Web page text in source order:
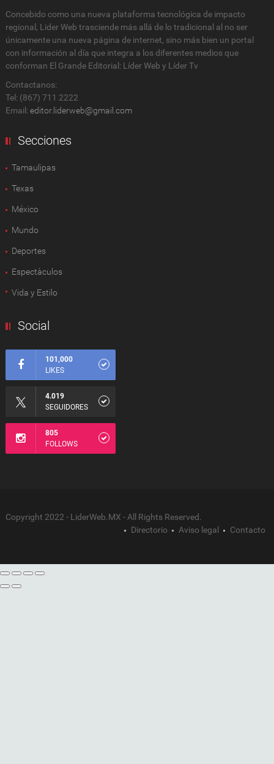
Concebido como una nueva plataforma tecnológica de impacto
regional, Lider Web trasciende más allá de lo tradicional al no ser
únicamente una nueva página de internet, sino más bien un portal
con información al día que integra a los diferentes medios que
conforman El Grande Editorial: Líder Web y Líder Tv
Contactanos:
Tel: (867) 711 2222
Email: editor.liderweb@gmail.com
Secciones
Tamaulipas
Texas
México
Mundo
Deportes
Espectàculos
Vida y Estilo
Social
101,000
LIKES
4.019
SEGUIDORES
805
FOLLOWS
Copyright 2022 - LiderWeb.MX - All Rights Reserved.
Directorio
Aviso legal Contacto